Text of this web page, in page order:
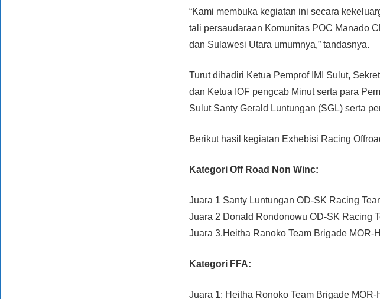
“Kami membuka kegiatan ini secara
tali persaudaraan Komunitas POC Manado
dan Sulawesi Utara umumnya,” tandasnya.
Turut dihadiri Ketua Pemprof IMI Sulut,
dan Ketua IOF pengcab Minut serta para
Sulut Santy Gerald Luntungan (SGL) serta
Berikut hasil kegiatan Exhebisi Racing
Kategori Off Road Non Winc:
Juara 1 Santy Luntungan OD-SK Racing
Juara 2 Donald Rondonowu OD-SK Racing
Juara 3.Heitha Ranoko Team Brigade MOR-
Kategori FFA:
Juara 1: Heitha Ronoko Team Brigade MOR-